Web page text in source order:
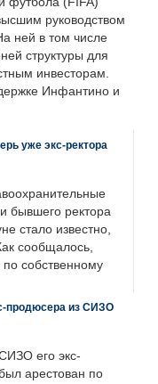
руководством
ней в том числе
структуры для
инвесторам.
Инфантино и
уже экс-ректора
бывшего ректора
стало известно,
сообщалось,
по собственному
продюсера из СИЗО
его экс-
арестован по